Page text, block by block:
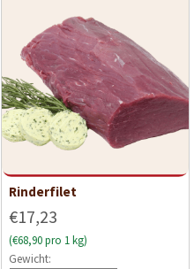
Rinderfilet
€17,23
(€68,90 pro 1 kg)
Gewicht: